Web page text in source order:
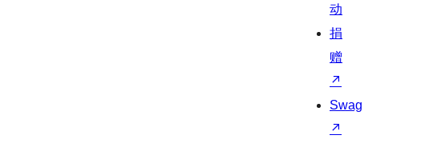
动
捐
赠
↗
Swag
↗